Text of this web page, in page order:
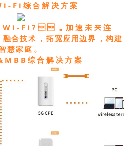
Fi综合解决方案
Wi-Fi7，加速未来连
合技术，拓宽应用边界 ，构建
慧家庭。
综合解决方案